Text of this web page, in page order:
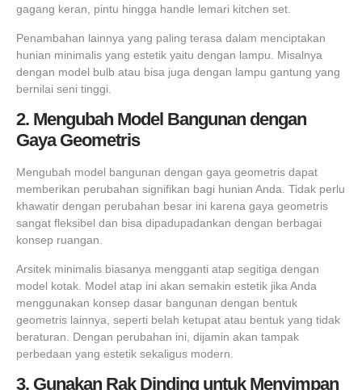
gagang keran, pintu hingga handle lemari kitchen set.
Penambahan lainnya yang paling terasa dalam menciptakan
hunian minimalis yang estetik yaitu dengan lampu. Misalnya
dengan model bulb atau bisa juga dengan lampu gantung yang
bernilai seni tinggi.
2. Mengubah Model Bangunan dengan
Gaya Geometris
Mengubah model bangunan dengan gaya geometris dapat
memberikan perubahan signifikan bagi hunian Anda. Tidak perlu
khawatir dengan perubahan besar ini karena gaya geometris
sangat fleksibel dan bisa dipadupadankan dengan berbagai
konsep ruangan.
Arsitek minimalis biasanya mengganti atap segitiga dengan
model kotak. Model atap ini akan semakin estetik jika Anda
menggunakan konsep dasar bangunan dengan bentuk
geometris lainnya, seperti belah ketupat atau bentuk yang tidak
beraturan. Dengan perubahan ini, dijamin akan tampak
perbedaan yang estetik sekaligus modern.
3. Gunakan Rak Dinding untuk Menyimpan